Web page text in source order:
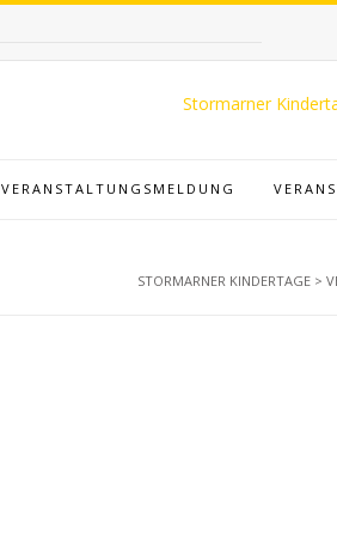
VERANSTALTUNGSMELDUNG
STORMARNER KINDERTAGE >